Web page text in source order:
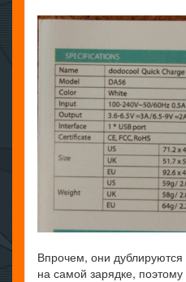
Впрочем, они
на самой зарядке,